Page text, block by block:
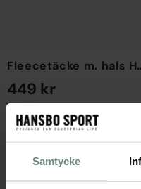
Samtycke
449 kr
MÅNGA STORLEKAR